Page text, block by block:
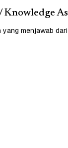
Knowledge
yang menjawab